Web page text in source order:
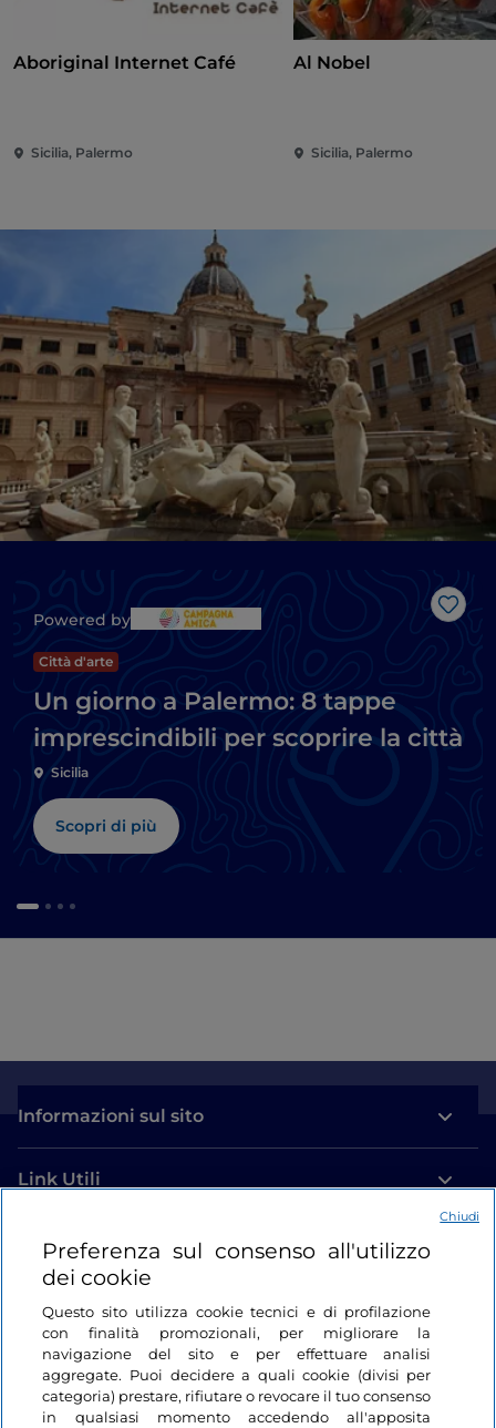
Aboriginal Internet Café
Sicilia, Palermo
Al Nobel
Sicilia, Palermo
Like
Powered by
Città d'arte
Un giorno a Palermo: 8 tappe
imprescindibili per scoprire la città
Sicilia
Scopri di più
Informazioni sul sito
Link Utili
Login
Restiamo in contatto
Preferenza sul consenso all'utilizzo
dei cookie
Questo sito utilizza cookie tecnici e di profilazione
con finalità promozionali, per migliorare la
navigazione del sito e per effettuare analisi
aggregate. Puoi decidere a quali cookie (divisi per
categoria) prestare, rifiutare o revocare il tuo consenso
in qualsiasi momento accedendo all'apposita
Chiudi